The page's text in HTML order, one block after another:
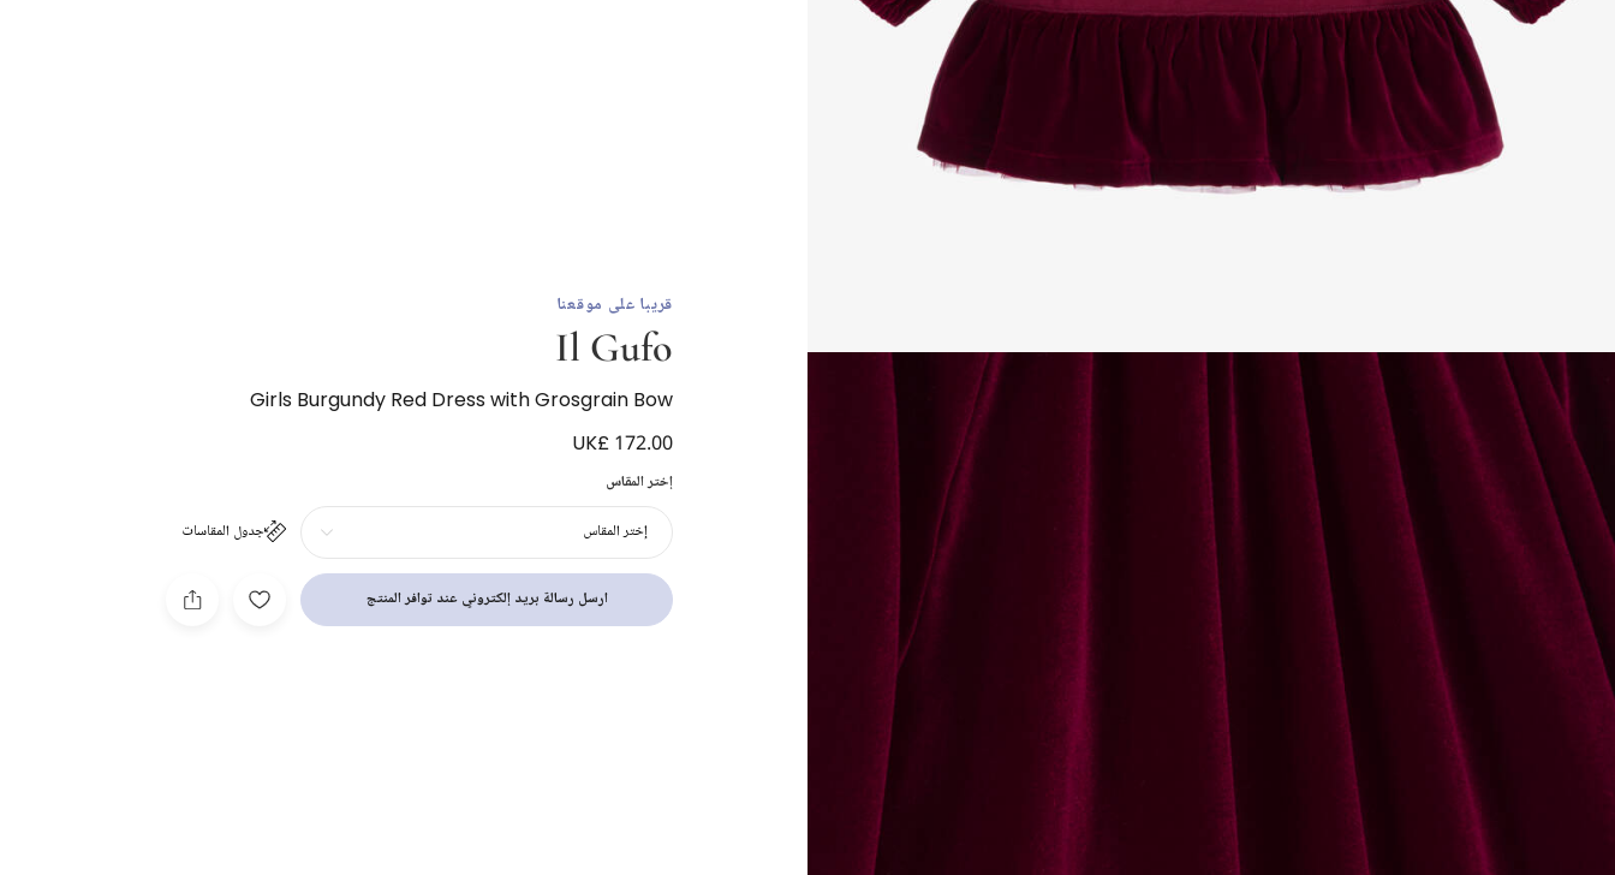
قريبا على موقعنا
Il Gufo
Girls Burgundy Red Dress with Grosgrain Bow
UK£ 172.00
إختر المقاس
جدول المقاسات إختر المقاس
ارسل رسالة بريد إلكتروني عند توافر المنتج